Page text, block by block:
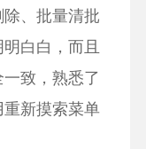
、批量清批
白白，而且
致，熟悉了
新摸索菜单